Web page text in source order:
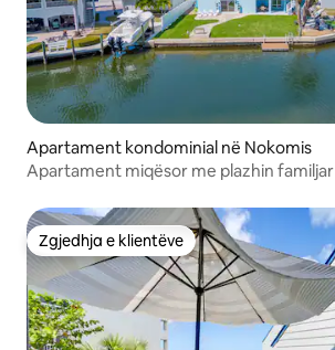
Apartament kondominial në Nokomis
Apartament miqësor me plazhin familjar
Zgjedhja e klientëve
Zgjedhja e klientëve